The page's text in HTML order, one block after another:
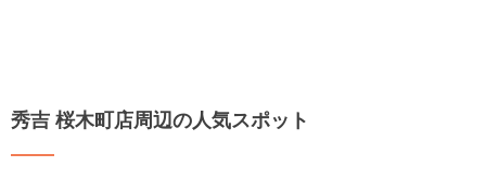
秀吉 桜木町店周辺の人気スポット